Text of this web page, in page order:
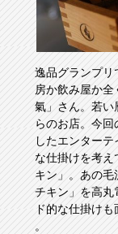
逸品グランプ
房か飲み屋か
氣」さん。若
らのお店。今
したエンター
な仕掛けを考
キン」。あの
チキン」を高
ド的な仕掛け
。